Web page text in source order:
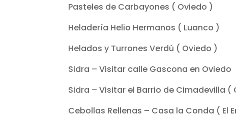
Pasteles de Carbayones ( Oviedo )
Heladería Helio Hermanos ( Luanco )
Helados y Turrones Verdú ( Oviedo )
Sidra – Visitar calle Gascona en Oviedo
Sidra – Visitar el Barrio de Cimadevilla (
Cebollas Rellenas – Casa la Conda ( El